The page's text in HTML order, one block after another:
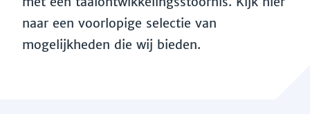
naar een voorlopige selectie van
mogelijkheden die wij bieden.